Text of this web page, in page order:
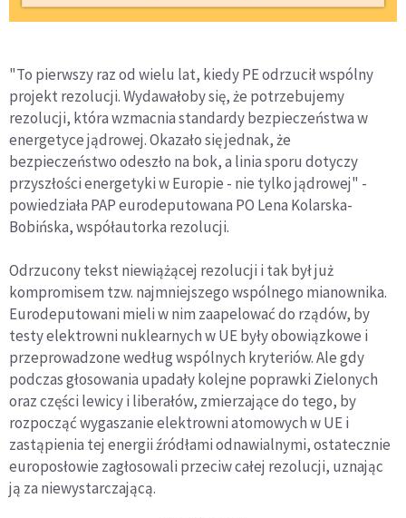
"To pierwszy raz od wielu lat, kiedy PE odrzucił wspólny
projekt rezolucji. Wydawałoby się, że potrzebujemy
rezolucji, która wzmacnia standardy bezpieczeństwa w
energetyce jądrowej. Okazało się jednak, że
bezpieczeństwo odeszło na bok, a linia sporu dotyczy
przyszłości energetyki w Europie - nie tylko jądrowej" -
powiedziała PAP eurodeputowana PO Lena Kolarska-
Bobińska, współautorka rezolucji.
Odrzucony tekst niewiążącej rezolucji i tak był już
kompromisem tzw. najmniejszego wspólnego mianownika.
Eurodeputowani mieli w nim zaapelować do rządów, by
testy elektrowni nuklearnych w UE były obowiązkowe i
przeprowadzone według wspólnych kryteriów. Ale gdy
podczas głosowania upadały kolejne poprawki Zielonych
oraz części lewicy i liberałów, zmierzające do tego, by
rozpocząć wygaszanie elektrowni atomowych w UE i
zastąpienia tej energii źródłami odnawialnymi, ostatecznie
europosłowie zagłosowali przeciw całej rezolucji, uznając
ją za niewystarczającą.